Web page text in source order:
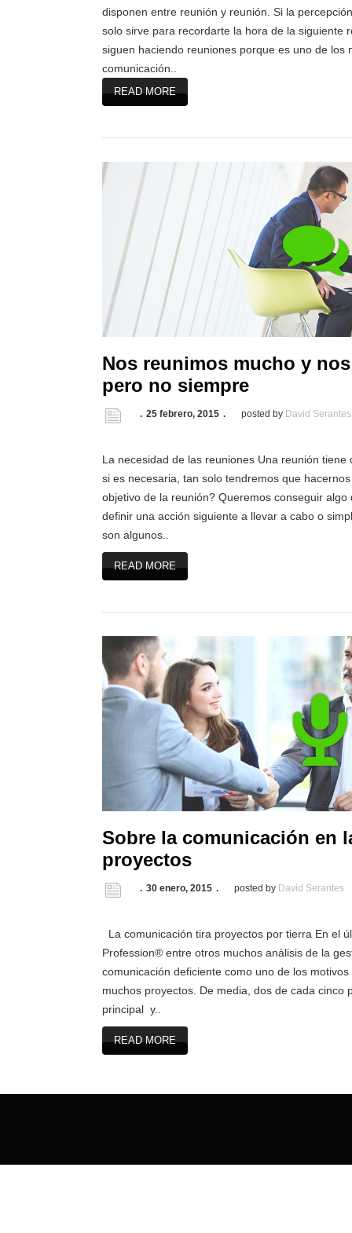
disponen entre reunión y reunión. Si la
solo sirve para recordarte la hora de la siguiente
siguen haciendo reuniones porque es uno de los
comunicación..
READ MORE
Nos reunimos mucho y
pero no siempre
25 febrero, 2015 posted by David Serantes
La necesidad de las reuniones Una reunión
si es necesaria, tan solo tendremos que
objetivo de la reunión? Queremos conseguir
definir una acción siguiente a llevar a cabo o
son algunos..
READ MORE
Sobre la comunicación en
proyectos
30 enero, 2015 posted by David Serantes
La comunicación tira proyectos por tierra En el
Profession® entre otros muchos análisis de la
comunicación deficiente como uno de los
muchos proyectos. De media, dos de cada cinco
principal y..
READ MORE